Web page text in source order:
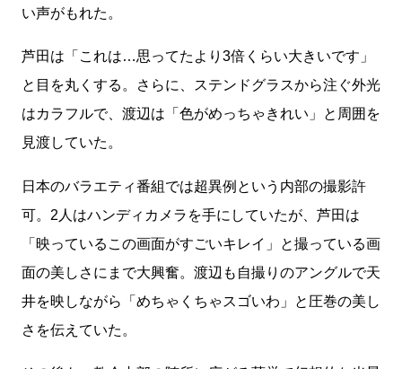
い声がもれた。
芦田は「これは…思ってたより3倍くらい大きいです」
と目を丸くする。さらに、ステンドグラスから注ぐ外光
はカラフルで、渡辺は「色がめっちゃきれい」と周囲を
見渡していた。
日本のバラエティ番組では超異例という内部の撮影許
可。2人はハンディカメラを手にしていたが、芦田は
「映っているこの画面がすごいキレイ」と撮っている画
面の美しさにまで大興奮。渡辺も自撮りのアングルで天
井を映しながら「めちゃくちゃスゴいわ」と圧巻の美し
さを伝えていた。